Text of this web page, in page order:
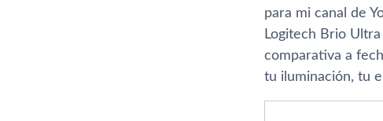
para mi canal de
Logitech Brio
comparativa a
tu iluminación, tu